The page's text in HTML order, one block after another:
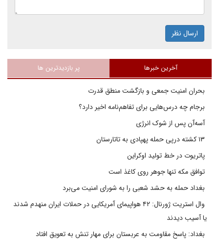
ارسال نظر
آخرین خبرها پر بازدیدترین ها
بحران امنیت جمعی و بازگشت منطق قدرت
برجام چه درس‌هایی برای تفاهم‌نامه اخیر دارد؟
آسه‌آن پس از شوک انرژی
پاتریوت در خط تولید اوکراین
توافق مکه تنها جوهر روی کاغذ است
بغداد حمله به حشد شعبی را به شورای امنیت می‌برد
وال استریت ژورنال: ۴۲ هواپیمای آمریکایی در حملات ایران منهدم شدند
یا آسیب دیدند
بغداد: پاسخ مقاومت به عربستان برای مهار تنش به تعویق افتاد